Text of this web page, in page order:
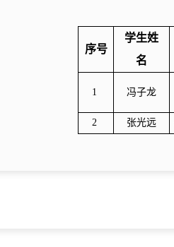
序号
学生姓
名
1 冯子龙
2 张光远